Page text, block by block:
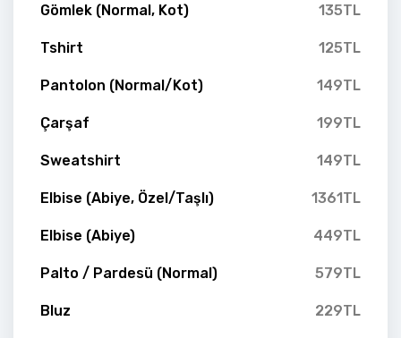
Gömlek (Normal, Kot) 135TL
Tshirt 125TL
Pantolon (Normal/Kot) 149TL
Çarşaf 199TL
Sweatshirt 149TL
Elbise (Abiye, Özel/Taşlı) 1361TL
Elbise (Abiye) 449TL
Palto / Pardesü (Normal) 579TL
Bluz 229TL